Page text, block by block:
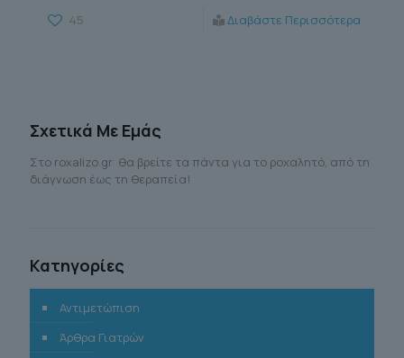
45 Διαβάστε Περισσότερα
Σχετικά Με Εμάς
Στο roxalizo.gr θα βρείτε τα πάντα για το ροχαλητό, από τη
διάγνωση έως τη θεραπεία!
Κατηγορίες
Αντιμετώπιση
Άρθρα Γιατρών